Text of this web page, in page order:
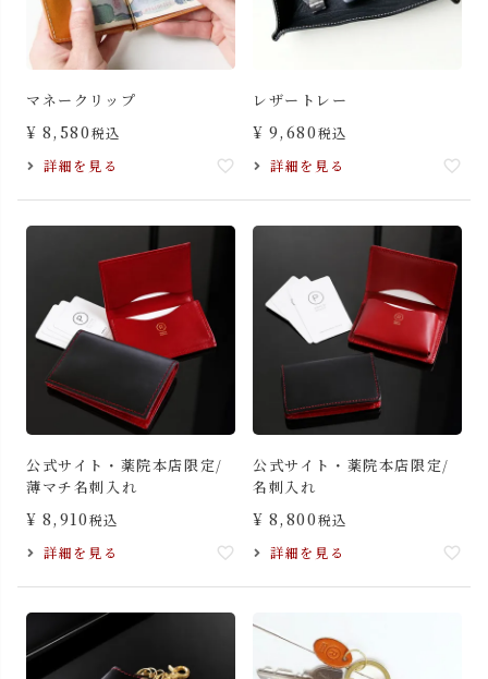
マネークリップ
¥ 8,580税込
詳細を見る
レザートレー
¥ 9,680税込
詳細を見る
公式サイト・薬院本店限定/
薄マチ名刺入れ
¥ 8,910税込
詳細を見る
公式サイト・薬院本店限定/
名刺入れ
¥ 8,800税込
詳細を見る